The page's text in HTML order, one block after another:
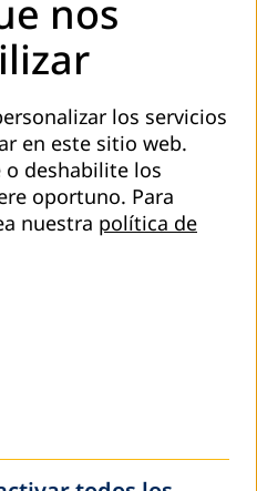
acciones de
de alfabetización, en 2023 se
para la elaboración
prácticas, que
en un entorno
y responsable. Abarca
geográfico, social,
nos
los servicios
en este sitio web.
o deshabilite los
oportuno. Para
nuestra política de